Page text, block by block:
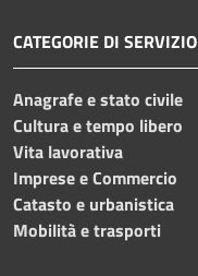
CATEGORIE DI SERVIZIO
Anagrafe e stato civile
Cultura e tempo libero
Vita lavorativa
Imprese e Commercio
Catasto e urbanistica
Mobilità e trasporti